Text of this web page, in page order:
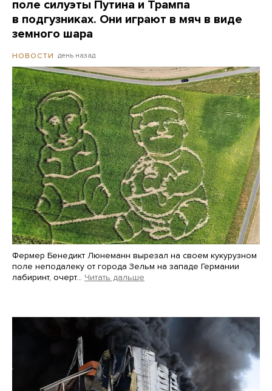
поле силуэты Путина и Трампа
в подгузниках. Они играют в мяч в виде
земного шара
НОВОСТИ день назад
Фермер Бенедикт Люнеманн вырезал на своем кукурузном
поле неподалеку от города Зельм на западе Германии
лабиринт, очерт… Читать дальше